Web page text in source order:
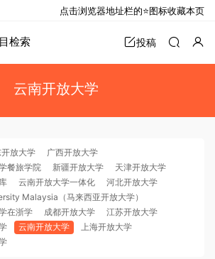
检索 投稿
云南开放大学
开放大学
广西开放大学
餐旅学院
新疆开放大学
天津开放大学
云南开放大学一体化
河北开放大学
Malaysia（马来西亚开放大学）
在浙学
成都开放大学
江苏开放大学
云南开放大学
上海开放大学
点击浏览器地址栏的⭐图标收藏本页